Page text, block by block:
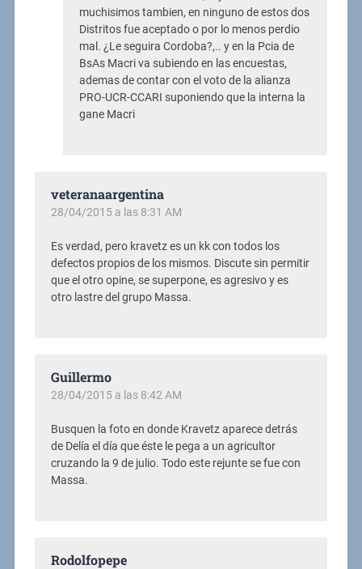
muchisimos tambien, en ninguno de estos dos
Distritos fue aceptado o por lo menos perdio
mal. ¿Le seguira Cordoba?,.. y en la Pcia de
BsAs Macri va subiendo en las encuestas,
ademas de contar con el voto de la alianza
PRO-UCR-CCARI suponiendo que la interna la
gane Macri
veteranaargentina
28/04/2015 a las 8:31 AM
Es verdad, pero kravetz es un kk con todos los
defectos propios de los mismos. Discute sin permitir
que el otro opine, se superpone, es agresivo y es
otro lastre del grupo Massa.
Guillermo
28/04/2015 a las 8:42 AM
Busquen la foto en donde Kravetz aparece detrás
de Delía el día que éste le pega a un agricultor
cruzando la 9 de julio. Todo este rejunte se fue con
Massa.
Rodolfopepe